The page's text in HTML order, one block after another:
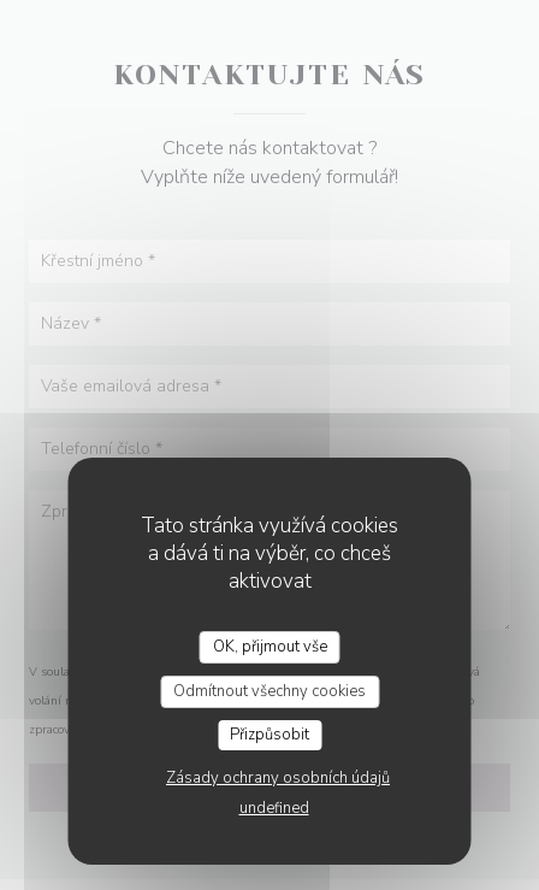
Tato stránka využívá cookies
a dává ti na výběr, co chceš
aktivovat
OK, přijmout vše
Odmítnout všechny cookies
Přizpůsobit
Zásady ochrany osobních údajů
undefined
KONTAKTUJTE NÁS
Chcete nás kontaktovat ?
Vyplňte níže uvedený formulář!
V souladu se zákonem o ochraně spotřebitele máte právo odmítnout marketingová
volání registrací v Robinsonově seznamu: robinsonseznam.cz. Pro více informací o
zpracování vašich údajů si přečtěte našezásady ochrany osobních údajů